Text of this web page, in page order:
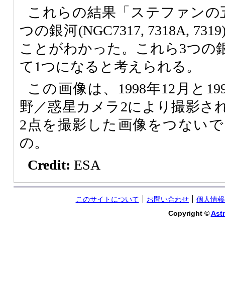
これらの結果「ステファン
つの銀河(NGC7317, 7318A,
ことがわかった。これら3つの
て1つになると考えられる。
この画像は、1998年12月と
野／惑星カメラ2により撮影さ
2点を撮影した画像をつない
の。
Credit: ESA
このサイトについて お問い合わせ
個人情
Copyright ©